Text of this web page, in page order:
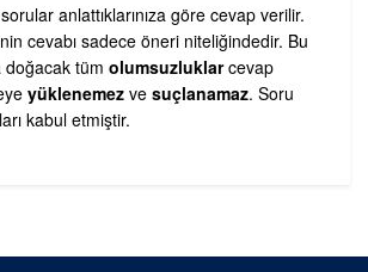
anlattıklarınıza göre cevap verilir.
cevabı sadece öneri niteliğindedir. Bu
tüm olumsuzluklarcevap
yüklenemez ve suçlanamaz. Soru
kabul etmiştir.